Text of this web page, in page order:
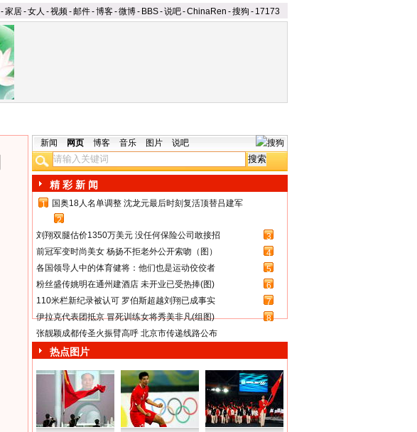
-家居-女人 -视频-邮件-博客-微博- BBS-说吧-ChinaRen -搜狗 - 17173
新闻 网页 博客 音乐 图片 说吧
精 彩 新 闻
1
国奥18人名单调整 沈龙元最后时刻复活顶替吕建军
2
刘翔双腿估价1350万美元 没任何保险公司敢接招
3
前冠军变时尚美女 杨扬不拒老外公开索吻（图）
4
各国领导人中的体育健将：他们也是运动佼佼者
5
粉丝盛传姚明在通州建酒店 未开业已受热捧(图)
6
110米栏新纪录被认可 罗伯斯超越刘翔已成事实
7
伊拉克代表团抵京 冒死训练女将秀美非凡(组图)
8
张靓颖成都传圣火振臂高呼 北京市传递线路公布
热点图片